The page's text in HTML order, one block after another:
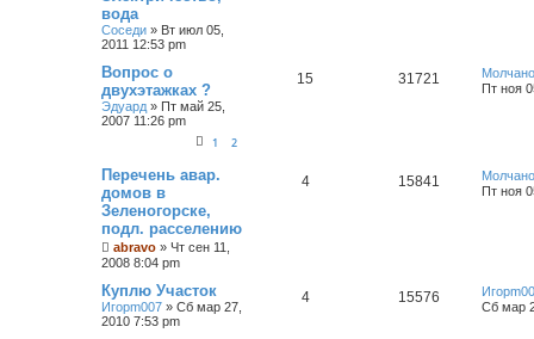
вода
Соседи » Вт июл 05,
2011 12:53 pm
Вопрос о
двухэтажках ?
Эдуард» Пт май 25,
2007 11:26 pm
1 2
15 31721
Пт ноя
Перечень авар.
домов в
Зеленогорске,
подл. расселению
abravo » Чт сен 11,
2008 8:04 pm
4 15841
Пт ноя
Куплю Участок
Игорm007 » Сб мар 27,
2010 7:53 pm
4 15576
Сб мар